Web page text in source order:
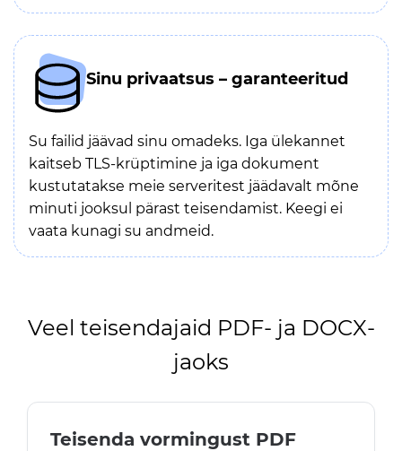
Sinu privaatsus – garanteeritud
Su failid jäävad sinu omadeks. Iga ülekannet
kaitseb TLS-krüptimine ja iga dokument
kustutatakse meie serveritest jäädavalt mõne
minuti jooksul pärast teisendamist. Keegi ei
vaata kunagi su andmeid.
Veel teisendajaid PDF- ja DOCX-
jaoks
Teisenda vormingust PDF